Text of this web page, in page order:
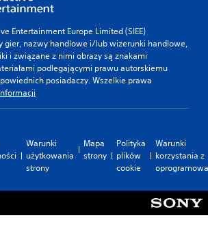
Entertainment Europe Limited (SIEE)
gier, nazwy handlowe i/lub wizerunki handlowe,
i związane z nimi obrazy są znakami
podlegającymi prawu autorskiemu
posiadaczy. Wszelkie prawa
Warunki
użytkowania
strony
Mapa
strony
Polityka
plików
cookie
Warunki
korzystania z